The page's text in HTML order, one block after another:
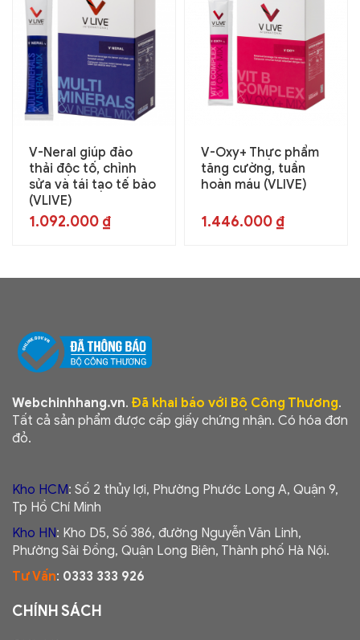
V-Neral giúp đào
thải độc tố, chỉnh
sửa và tái tạo tế bào
(VLIVE)
1.092.000 ₫
V-Oxy+ Thực phẩm
tăng cường, tuần
hoàn máu (VLIVE)
1.446.000 ₫
Webchinhhang.vn. Đã khai báo với Bộ Công Thương.
Tất cả sản phẩm được cấp giấy chứng nhận. Có hóa đơn
đỏ.
Kho HCM: Số 2 thủy lợi, Phường Phước Long A, Quận 9,
Tp Hồ Chí Minh
Kho HN: Kho D5, Số 386, đường Nguyễn Văn Linh,
Phường Sài Đồng, Quận Long Biên, Thành phố Hà Nội.
Tư Vấn: 0333 333 926
CHÍNH SÁCH